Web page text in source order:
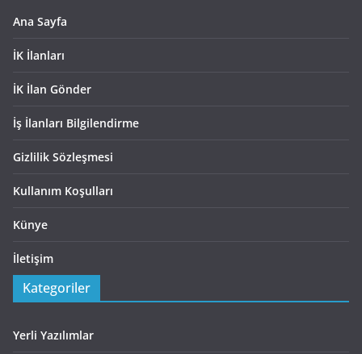
Ana Sayfa
İK İlanları
İK İlan Gönder
İş İlanları Bilgilendirme
Gizlilik Sözleşmesi
Kullanım Koşulları
Künye
İletişim
Kategoriler
Yerli Yazılımlar